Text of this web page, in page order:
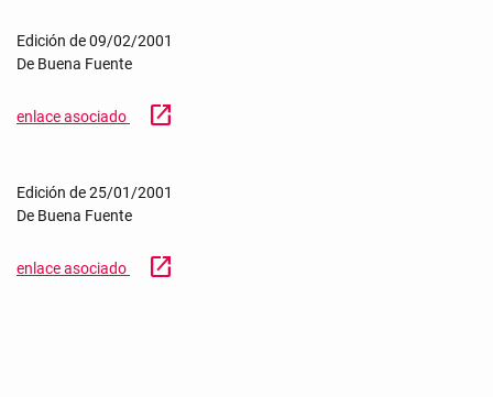
Edición de 09/02/2001
De Buena Fuente
enlace asociado open_in_new
Edición de 25/01/2001
De Buena Fuente
enlace asociado open_in_new